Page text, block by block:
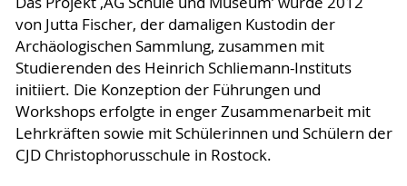
von Jutta Fischer, der damaligen Kustodin der
Archäologischen Sammlung, zusammen mit
Studierenden des Heinrich Schliemann-Instituts
initiiert. Die Konzeption der Führungen und
Workshops erfolgte in enger Zusammenarbeit mit
Lehrkräften sowie mit Schülerinnen und Schülern der
CJD Christophorusschule in Rostock.